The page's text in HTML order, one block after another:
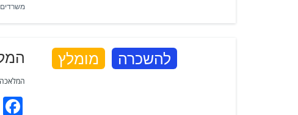
משרדים
להשכרה מומלץ